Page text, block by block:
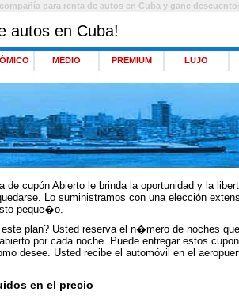
para renta de autos en Cuba y gane
autos en Cuba!
MEDIO PREMIUM LUJO
de cupón Abierto le brinda la oportunidad y la
Lo suministramos con una elección
peque�o.
plan? Usted reserva el n�mero de noches
por cada noche. Puede entregar estos
desee. Usted recibe el automóvil en el
en el precio